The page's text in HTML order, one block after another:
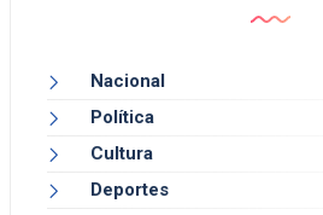
Nacional
Política
Cultura
Deportes